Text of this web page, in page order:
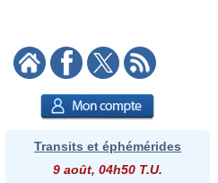
Transits et éphémérides
9 août, 04h50 T.U.